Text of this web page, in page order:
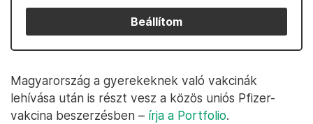
Beállítom
Magyarország a gyerekeknek való vakcinák
lehívása után is részt vesz a közös uniós Pfizer-
vakcina beszerzésben – írja a Portfolio.